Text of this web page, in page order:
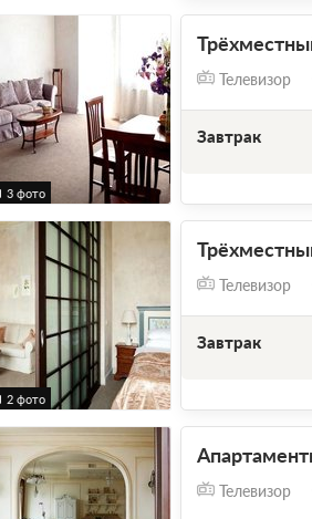
3 фото
Телевизор
Завтрак
2 фото
Телевизор
Завтрак
Телевизор